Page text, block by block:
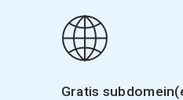
Gratis